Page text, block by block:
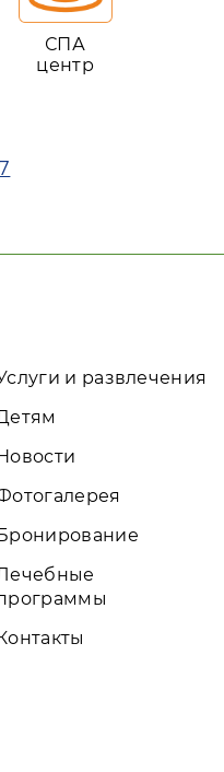
СПА
центр
и развлечения